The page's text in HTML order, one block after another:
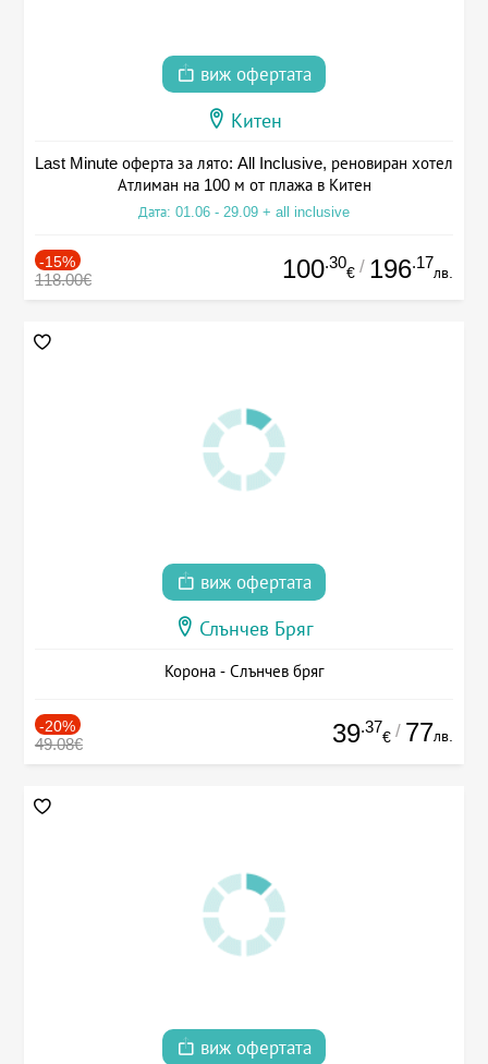
виж офертата
Китен
Last Minute оферта за лято: All Inclusive, реновиран хотел
Атлиман на 100 м от плажа в Китен
Дата: 01.06 - 29.09 + all inclusive
-15%
118.00€ 100.30
€ / 196.17
лв.
виж офертата
Слънчев Бряг
Корона - Слънчев бряг
-20%
49.08€ 39.37
€ / 77лв.
виж офертата